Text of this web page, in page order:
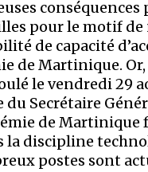
conséquences
pour le motif
de capacité
de Martinique.
le vendredi 29
du Secrétaire
de
la discipline
postes sont